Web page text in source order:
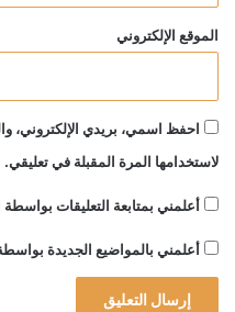
الموقع الإلكتروني
احفظ اسمي، بريدي الإلكتروني،
لاستخدامها المرة المقبلة في تعليقي.
أعلمني بمتابعة التعليقات بواسطة
أعلمني بالمواضيع الجديدة بواسطة